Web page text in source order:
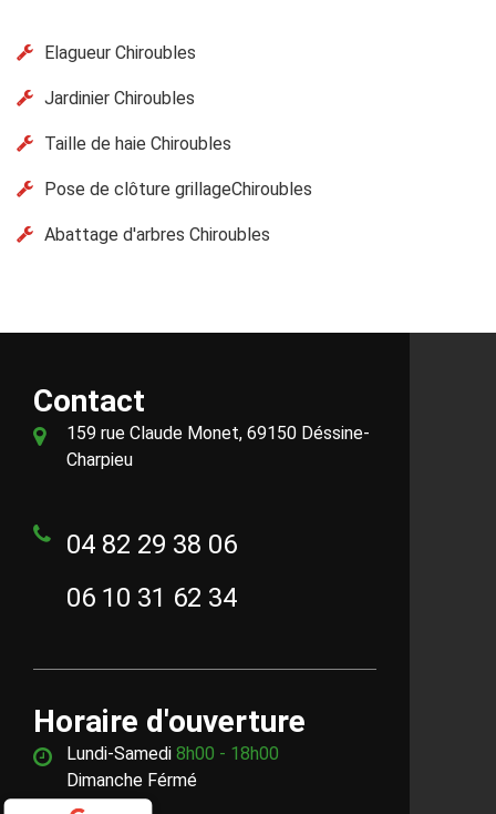
Elagueur Chiroubles
Jardinier Chiroubles
Taille de haie Chiroubles
Pose de clôture grillageChiroubles
Abattage d'arbres Chiroubles
Contact
159 rue Claude Monet, 69150 Déssine-
Charpieu
04 82 29 38 06
06 10 31 62 34
Horaire d'ouverture
Lundi-Samedi 8h00 - 18h00
Dimanche Férmé